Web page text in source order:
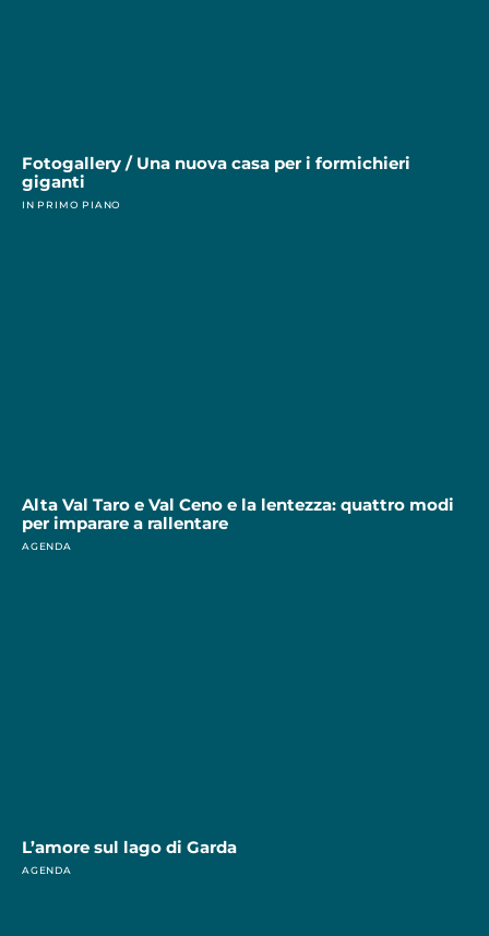
Fotogallery / Una nuova casa per i formichieri
giganti
IN PRIMO PIANO
Alta Val Taro e Val Ceno e la lentezza: quattro modi
per imparare a rallentare
AGENDA
L’amore sul lago di Garda
AGENDA